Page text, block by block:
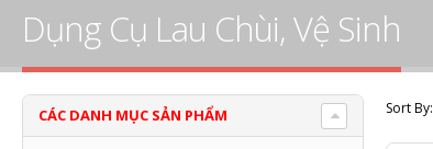
Dụng Cụ Lau Chùi, Vệ Sinh
Sort By:
CÁC DANH MỤC SẢN PHẨM